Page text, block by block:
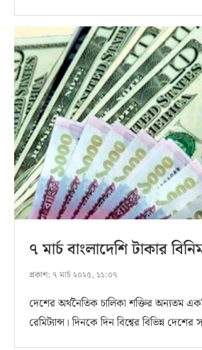
৭ মার্চ বাংলাদেশি টাকার
প্রকাশ: ৭ মার্চ ২০২৫, ১১:০৭
দেশের অর্থনৈতিক চালিকা শক্তির অন্যতম
রেমিট্যান্স। দিনকে দিন বিশ্বের বিভিন্ন দেশের